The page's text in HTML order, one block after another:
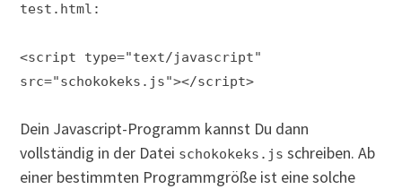
test.html:
<script type="text/javascript"
src="schokokeks.js"></script>
Dein Javascript-Programm kannst Du dann
vollständig in der Datei schokokeks.js schreiben. Ab
einer bestimmten Programmgröße ist eine solche